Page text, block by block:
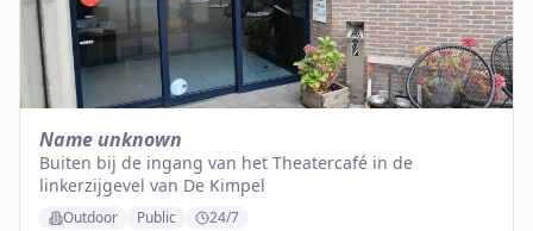
Name unknown
Buiten bij de ingang van het Theatercafé in de
linkerzijgevel van De Kimpel
Outdoor Public 24/7